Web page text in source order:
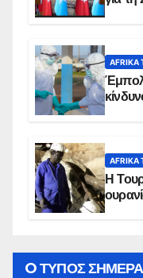
AFRIKA
AFRIKA
Η
O ΤΥΠΟΣ ΣΗΜΕΡΑ